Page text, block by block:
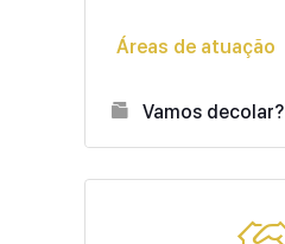
Áreas de atuação
Vamos decolar?